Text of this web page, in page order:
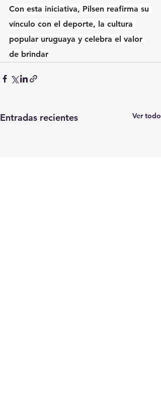
Con esta iniciativa, Pilsen reafirma su
vínculo con el deporte, la cultura
popular uruguaya y celebra el valor
de brindar
Entradas recientes Ver todo